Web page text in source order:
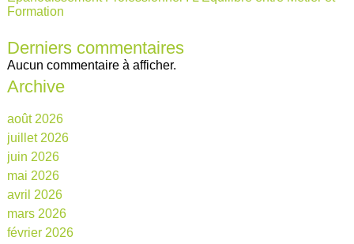
Formation
Derniers commentaires
Aucun commentaire à afficher.
Archive
août 2026
juillet 2026
juin 2026
mai 2026
avril 2026
mars 2026
février 2026